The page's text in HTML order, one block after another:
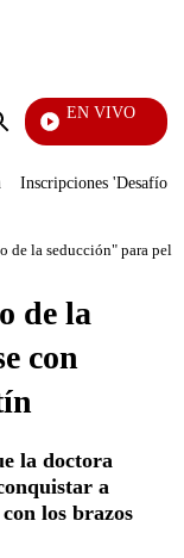
Enviar
EN VIVO
Día A Día
Inscripciones 'Desafío'
de la seducción" para
de la
con
la doctora
a
los brazos